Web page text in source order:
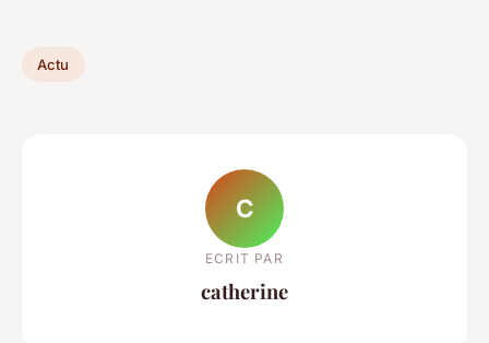
Actu
C
ECRIT PAR
catherine